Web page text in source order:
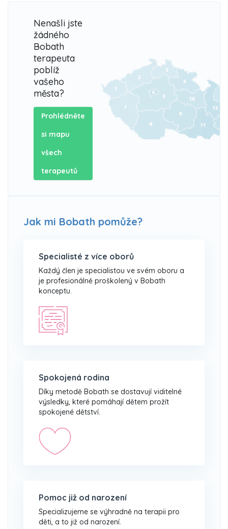
Nenašli jste
žádného
Bobath
terapeuta
poblíž
vašeho
města?
Prohlédněte
si mapu
všech
terapeutů
Jak mi Bobath pomůže?
Specialisté z více oborů
Každý člen je specialistou ve svém oboru a
je profesionálně proškolený v Bobath
konceptu.
Spokojená rodina
Díky metodě Bobath se dostavují viditelné
výsledky, které pomáhají dětem prožít
spokojené dětství.
Pomoc již od narození
Specializujeme se výhradně na terapii pro
děti, a to již od narození.